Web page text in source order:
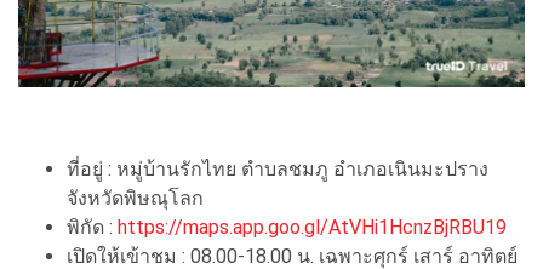
ที่อยู่ : หมู่บ้านรักไทย ตำบลชมภู อำเภอเนินมะปราง
จังหวัดพิษณุโลก
พิกัด : https://maps.app.goo.gl/AtVHi1HcnzBjRBU19
เปิดให้เข้าชม : 08.00-18.00 น. เฉพาะศุกร์ เสาร์ อาทิตย์